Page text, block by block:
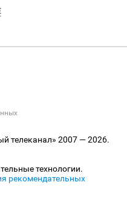
телеканал» 2007 — 2026.
технологии.
рекомендательных